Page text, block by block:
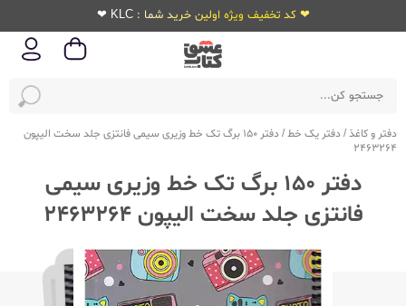
❤ کد تخفیف ویژه اولین خرید شما : KLC ❤
دفتر و کاغذ/دفتر یک خط/
دفتر 150 برگ تک خط وزیری سیمی فانتزی جلد سخت الیپون
2463264
دفتر 150 برگ تک خط وزیری سیمی
فانتزی جلد سخت الیپون 2463264